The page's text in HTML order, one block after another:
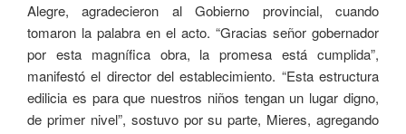
Alegre, agradecieron al Gobierno provincial, cuando
tomaron la palabra en el acto. “Gracias señor gobernador
por esta magnífica obra, la promesa está cumplida”,
manifestó el director del establecimiento. “Esta estructura
edilicia es para que nuestros niños tengan un lugar digno,
de primer nivel”, sostuvo por su parte, Mieres, agregando